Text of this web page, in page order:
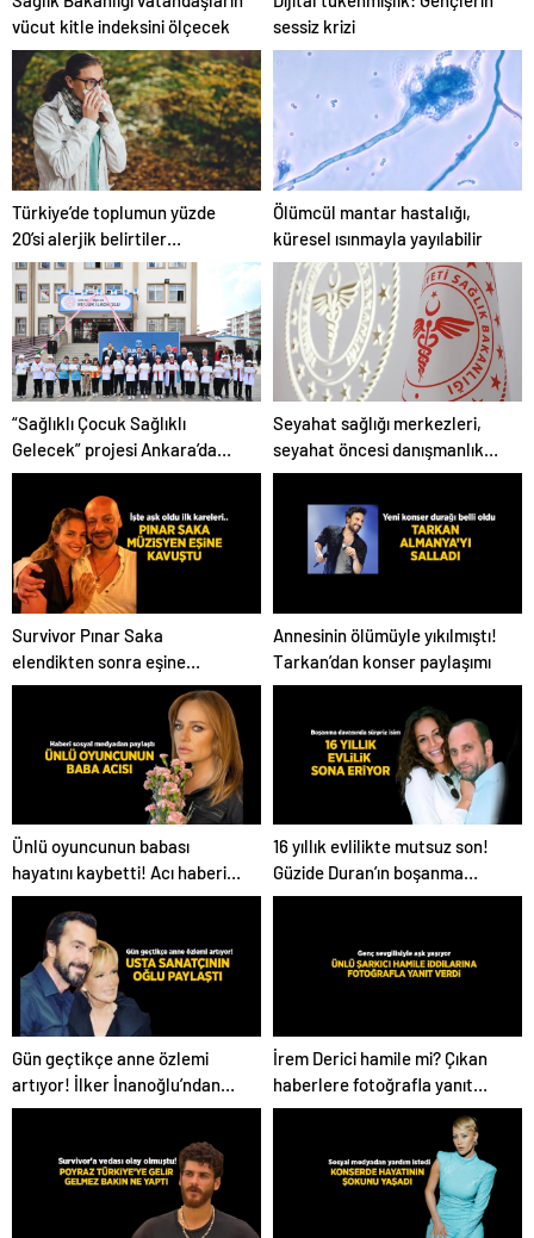
vücut kitle indeksini ölçecek
sessiz krizi
Türkiye’de toplumun yüzde
20’si alerjik belirtiler
gösteriyor
Ölümcül mantar hastalığı,
küresel ısınmayla yayılabilir
“Sağlıklı Çocuk Sağlıklı
Gelecek” projesi Ankara’da
başladı
Seyahat sağlığı merkezleri,
seyahat öncesi danışmanlık
hizmeti sunuyor
Survivor Pınar Saka
elendikten sonra eşine
kavuştu! Aşk dolu fotoğrafını
Instagram’dan paylaştı
Annesinin ölümüyle yıkılmıştı!
Tarkan’dan konser paylaşımı
Ünlü oyuncunun babası
hayatını kaybetti! Acı haberi
sosyal medyadan duyurdu
16 yıllık evlilikte mutsuz son!
Güzide Duran’ın boşanma
davasında sürpriz isim tanık
Gün geçtikçe anne özlemi
artıyor! İlker İnanoğlu’ndan
duygu yüklü paylaşım
İrem Derici hamile mi? Çıkan
haberlere fotoğrafla yanıt
verdi